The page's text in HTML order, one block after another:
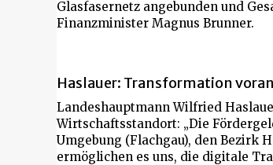
Glasfasernetz angebunden und
Finanzminister Magnus Brunner.
Haslauer: Transformation
Landeshauptmann Wilfried
Wirtschaftsstandort: „Die
Umgebung (Flachgau), den Bezirk
ermöglichen es uns, die digitale